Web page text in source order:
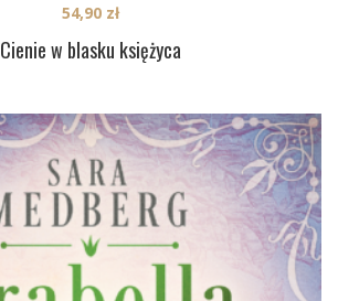
Cienie w blasku księżyca
54,90 zł